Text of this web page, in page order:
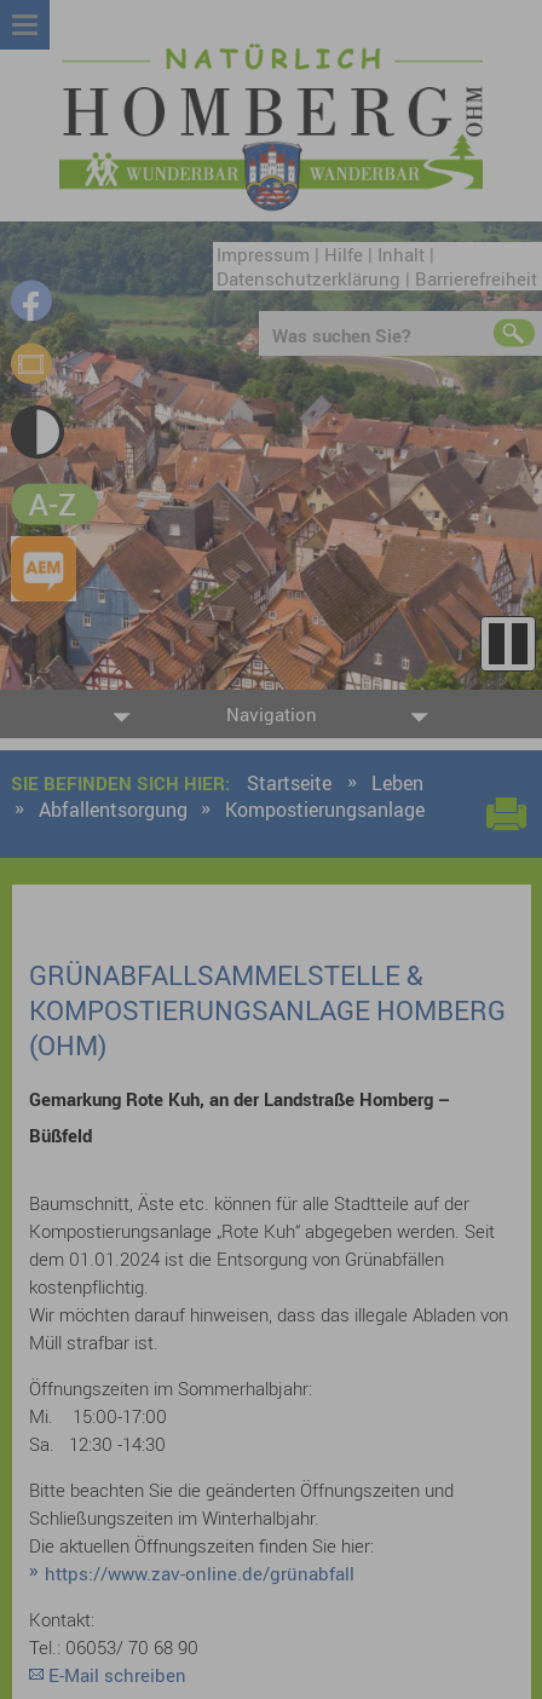
Impressum | Hilfe | Inhalt|
Datenschutzerklärung | Barrierefreiheit
Was suchen Sie?
Navigation
SIE BEFINDEN SICH HIER: Startseite
Leben
Abfallentsorgung
Kompostierungsanlage
GRÜNABFALLSAMMELSTELLE &
KOMPOSTIERUNGSANLAGE HOMBERG
(OHM)
Gemarkung Rote Kuh, an der Landstraße Homberg –
Büßfeld
Baumschnitt, Äste etc. können für alle Stadtteile auf der
Kompostierungsanlage „Rote Kuh“ abgegeben werden. Seit
dem 01.01.2024 ist die Entsorgung von Grünabfällen
kostenpflichtig.
Wir möchten darauf hinweisen, dass das illegale Abladen von
Müll strafbar ist.
Öffnungszeiten im Sommerhalbjahr:
Mi. 15:00-17:00
Sa. 12:30 -14:30
Bitte beachten Sie die geänderten Öffnungszeiten und
Schließungszeiten im Winterhalbjahr.
Die aktuellen Öffnungszeiten finden Sie hier:
https://www.zav-online.de/grünabfall
Kontakt:
Tel.: 06053/ 70 68 90
E-Mail schreiben